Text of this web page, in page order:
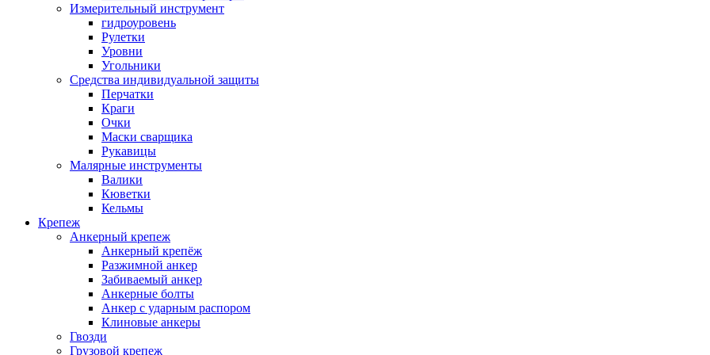
Измерительный инструмент
гидроуровень
Рулетки
Уровни
Угольники
Средства индивидуальной защиты
Перчатки
Краги
Очки
Маски сварщика
Рукавицы
Малярные инструменты
Валики
Кюветки
Кельмы
Крепеж
Анкерный крепеж
Анкерный крепёж
Разжимной анкер
Забиваемый анкер
Анкерные болты
Анкер с ударным распором
Клиновые анкеры
Гвозди
Грузовой крепеж